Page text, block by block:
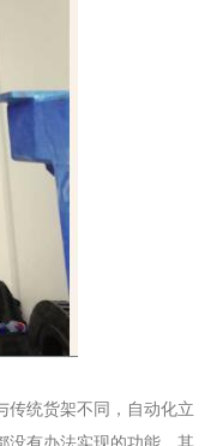
传统货架不同，自动化立